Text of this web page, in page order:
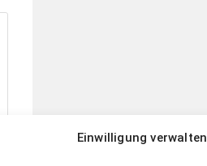
Einwilligung verwalten